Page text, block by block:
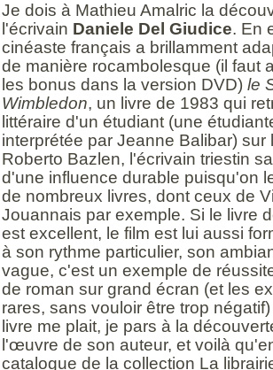
Je dois à Mathieu Amalric la
l'écrivain Daniele Del Giudice. En
cinéaste français a brillamment
de manière rocambolesque (il faut
les bonus dans la version DVD) le
Wimbledon, un livre de 1983 qui
littéraire d'un étudiant (une
interprétée par Jeanne Balibar) sur
Roberto Bazlen, l'écrivain triestin
d'une influence durable puisqu'on
de nombreux livres, dont ceux de
Jouannais par exemple. Si le livre
est excellent, le film est lui aussi
à son rythme particulier, son
vague, c'est un exemple de
de roman sur grand écran (et les
rares, sans vouloir être trop
livre me plait, je pars à la
l'œuvre de son auteur, et voilà
catalogue de la collection La